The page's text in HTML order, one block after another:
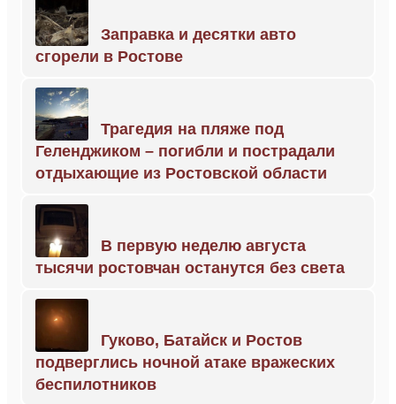
Заправка и десятки авто
сгорели в Ростове
Трагедия на пляже под
Геленджиком – погибли и пострадали
отдыхающие из Ростовской области
В первую неделю августа
тысячи ростовчан останутся без света
Гуково, Батайск и Ростов
подверглись ночной атаке вражеских
беспилотников